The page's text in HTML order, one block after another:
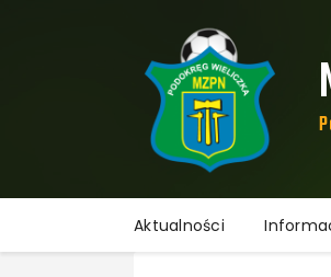
Aktualności